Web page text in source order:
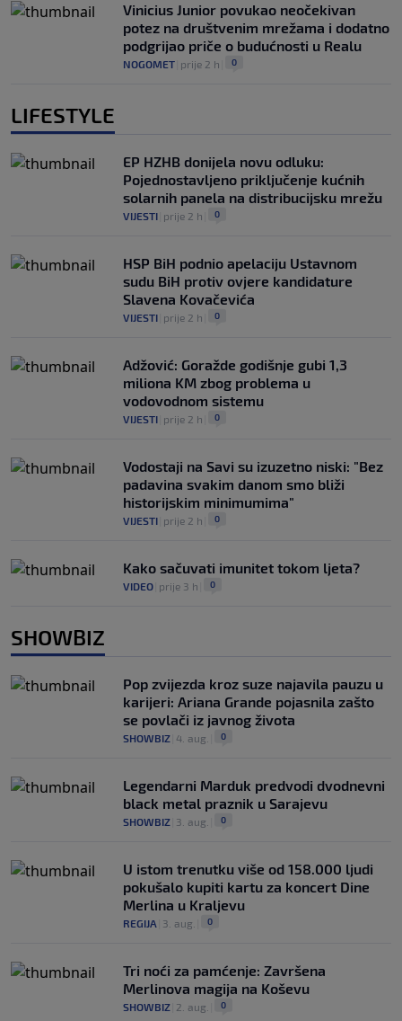
Vinicius Junior povukao neočekivan
potez na društvenim mrežama i dodatno
podgrijao priče o budućnosti u Realu
NOGOMET prije 2 h 0
LIFESTYLE
EP HZHB donijela novu odluku:
Pojednostavljeno priključenje kućnih
solarnih panela na distribucijsku mrežu
VIJESTI prije 2 h 0
HSP BiH podnio apelaciju Ustavnom
sudu BiH protiv ovjere kandidature
Slavena Kovačevića
VIJESTI prije 2 h 0
Adžović: Goražde godišnje gubi 1,3
miliona KM zbog problema u
vodovodnom sistemu
VIJESTI prije 2 h 0
Vodostaji na Savi su izuzetno niski: "Bez
padavina svakim danom smo bliži
historijskim minimumima"
VIJESTI prije 2 h 0
Kako sačuvati imunitet tokom ljeta?
VIDEO prije 3 h 0
SHOWBIZ
Pop zvijezda kroz suze najavila pauzu u
karijeri: Ariana Grande pojasnila zašto
se povlači iz javnog života
SHOWBIZ 4. aug. 0
Legendarni Marduk predvodi dvodnevni
black metal praznik u Sarajevu
SHOWBIZ 3. aug. 0
U istom trenutku više od 158.000 ljudi
pokušalo kupiti kartu za koncert Dine
Merlina u Kraljevu
REGIJA 3. aug. 0
Tri noći za pamćenje: Završena
Merlinova magija na Koševu
SHOWBIZ 2. aug. 0